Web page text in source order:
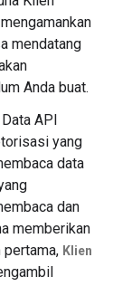
mendatang
Anda buat.
API
yang
data
dan
memberikan
pertama, Klien